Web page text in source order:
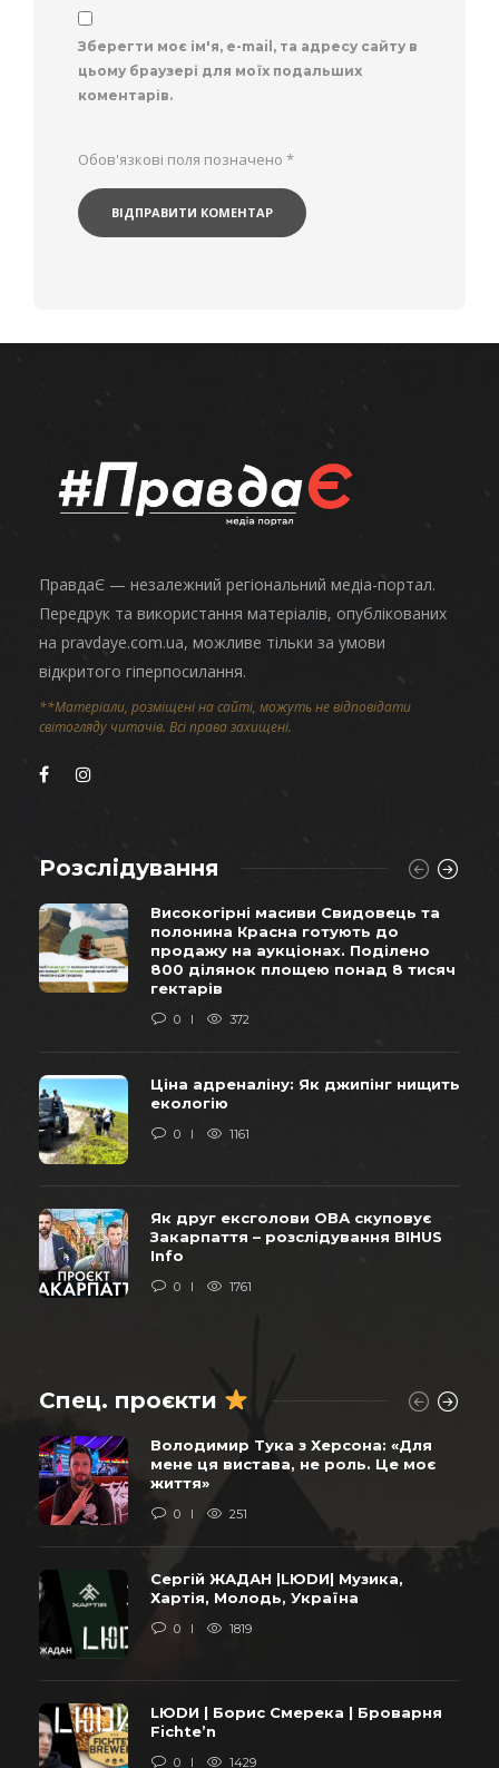
Зберегти моє ім'я, e-mail, та адресу сайту в
цьому браузері для моїх подальших
коментарів.
Обов'язкові поля позначено *
ПравдаЄ — незалежний регіональний медіа-портал.
Передрук та використання матеріалів, опублікованих
на pravdaye.com.ua, можливе тільки за умови
відкритого гіперпосилання.
**Матеріали, розміщені на сайті, можуть не відповідати
світогляду читачів. Всі права захищені.
Розслідування
Високогірні масиви Свидовець та
полонина Красна готують до
продажу на аукціонах. Поділено
800 ділянок площею понад 8 тисяч
гектарів
0 372
Ціна адреналіну: Як джипінг нищить
екологію
0 1161
Як друг ексголови ОВА скуповує
Закарпаття – розслідування BIHUS
Info
0 1761
Спец. проєкти
Володимир Тука з Херсона: «Для
мене ця вистава, не роль. Це моє
життя»
0 251
Сергій ЖАДАН |LЮDИ| Музика,
Хартія, Молодь, Україна
0 1819
LЮDИ | Борис Смерека | Броварня
Fichte’n
0 1429